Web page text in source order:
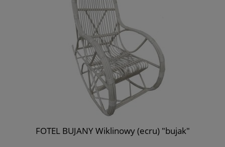
FOTEL BUJANY Wiklinowy (ecru) "bujak"